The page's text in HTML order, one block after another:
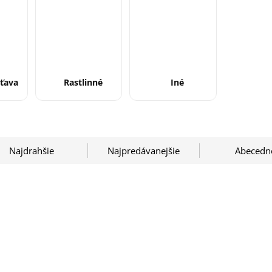
Rastlinné Iné
Najdrahšie Najpredávanejšie